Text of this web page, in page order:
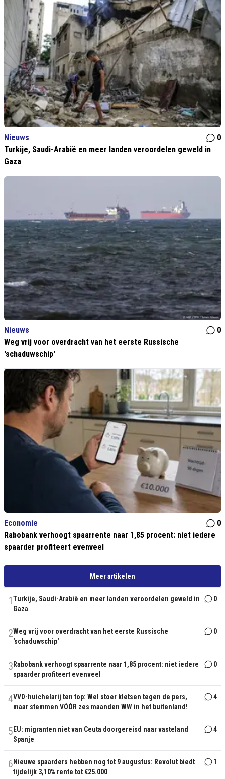
Nieuws
0
Turkije, Saudi-Arabië en meer landen veroordelen geweld in
Gaza
Nieuws
0
Weg vrij voor overdracht van het eerste Russische
'schaduwschip'
Economie
0
Rabobank verhoogt spaarrente naar 1,85 procent: niet iedere
spaarder profiteert evenveel
Meer artikelen
1Turkije, Saudi-Arabië en meer landen veroordelen geweld in
Gaza
0
2Weg vrij voor overdracht van het eerste Russische
'schaduwschip'
0
3 Rabobank verhoogt spaarrente naar 1,85 procent: niet iedere
spaarder profiteert evenveel
0
4VVD-huichelarij ten top: Wel stoer kletsen tegen de pers,
maar stemmen VÓÓR zes maanden WW in het buitenland!
4
5 EU: migranten niet van Ceuta doorgereisd naar vasteland
Spanje
4
6 Nieuwe spaarders hebben nog tot 9 augustus: Revolut biedt
tijdelijk 3,10% rente tot €25.000
1